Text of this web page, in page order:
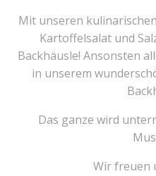
Mit unseren
Kartoffelsalat und
Backhäusle! Ansonsten
in unserem
Das ganze wird
Wir freuen